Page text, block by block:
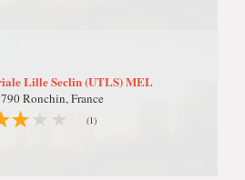
Lille Seclin (UTLS) MEL
Ronchin, France
(1)